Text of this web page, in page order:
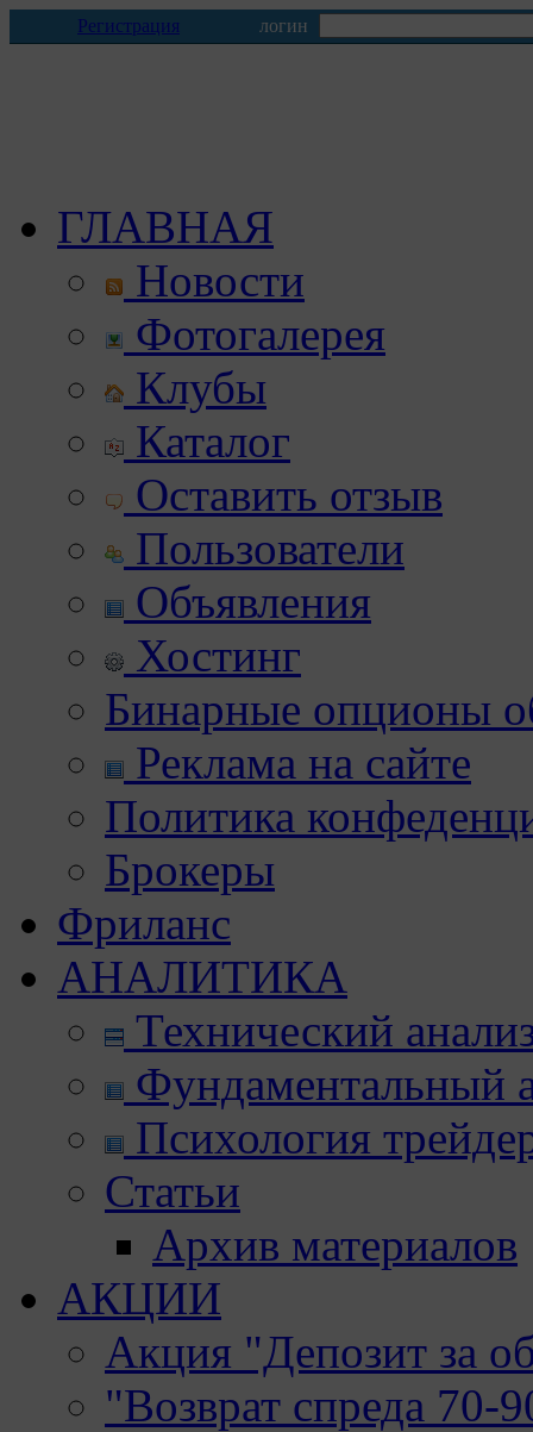
Регистрация логин
ГЛАВНАЯ
Новости
Фотогалерея
Клубы
Каталог
Оставить отзыв
Пользователи
Объявления
Хостинг
Бинарные опционы
Реклама на сайте
Политика
Брокеры
Фриланс
АНАЛИТИКА
Технический
Фундаментальный
Психология
Статьи
Архив материалов
АКЦИИ
Акция "Депозит за
"Возврат спреда 70-